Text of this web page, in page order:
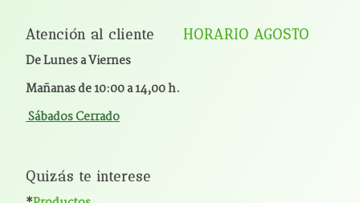
Atención al cliente HORARIO AGOSTO
De Lunes a Viernes
Mañanas de 10:00 a 14,00 h.
Sábados Cerrado
Quizás te interese